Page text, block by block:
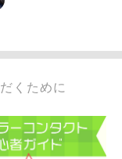
くために